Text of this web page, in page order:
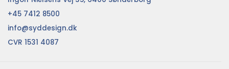
+45 7412 8500
info@syddesign.dk
CVR 1531 4087